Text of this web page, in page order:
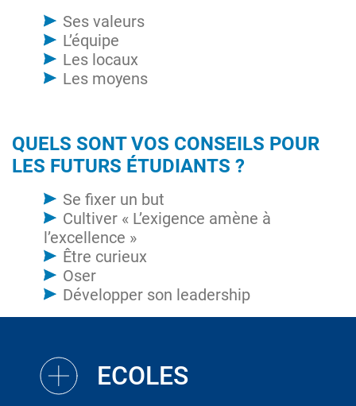
Ses valeurs
L’équipe
Les locaux
Les moyens
QUELS SONT VOS CONSEILS POUR
LES FUTURS ÉTUDIANTS ?
Se fixer un but
Cultiver « L’exigence amène à
l’excellence »
Être curieux
Oser
Développer son leadership
ECOLES